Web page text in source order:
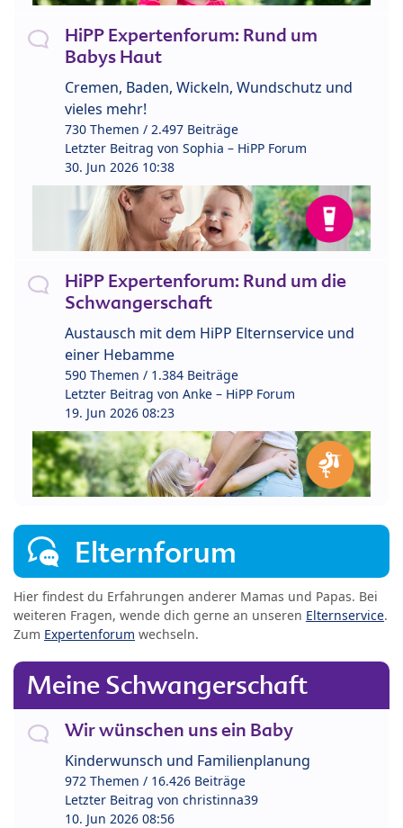
HiPP Expertenforum: Rund um
Babys Haut
Cremen, Baden, Wickeln, Wundschutz und
vieles mehr!
730 Themen / 2.497 Beiträge
Letzter Beitrag von Sophia – HiPP Forum
30. Jun 2026 10:38
HiPP Expertenforum: Rund um die
Schwangerschaft
Austausch mit dem HiPP Elternservice und
einer Hebamme
590 Themen / 1.384 Beiträge
Letzter Beitrag von Anke – HiPP Forum
19. Jun 2026 08:23
Elternforum
Hier findest du Erfahrungen anderer Mamas und Papas. Bei
weiteren Fragen, wende dich gerne an unseren Elternservice.
Zum Expertenforum wechseln.
Meine Schwangerschaft
Wir wünschen uns ein Baby
Kinderwunsch und Familienplanung
972 Themen / 16.426 Beiträge
Letzter Beitrag von christinna39
10. Jun 2026 08:56